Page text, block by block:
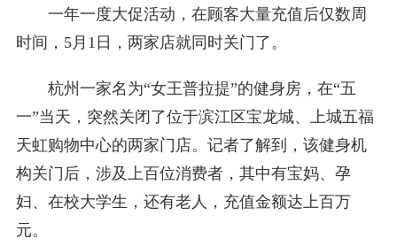
一年一度大促活动，在顾客大量充值后仅数周
时间，5月1日，两家店就同时关门了。
杭州一家名为“女王普拉提”的健身房，在“五
一”当天，突然关闭了位于滨江区宝龙城、上城五福
天虹购物中心的两家门店。记者了解到，该健身机
构关门后，涉及上百位消费者，其中有宝妈、孕
妇、在校大学生，还有老人，充值金额达上百万
元。